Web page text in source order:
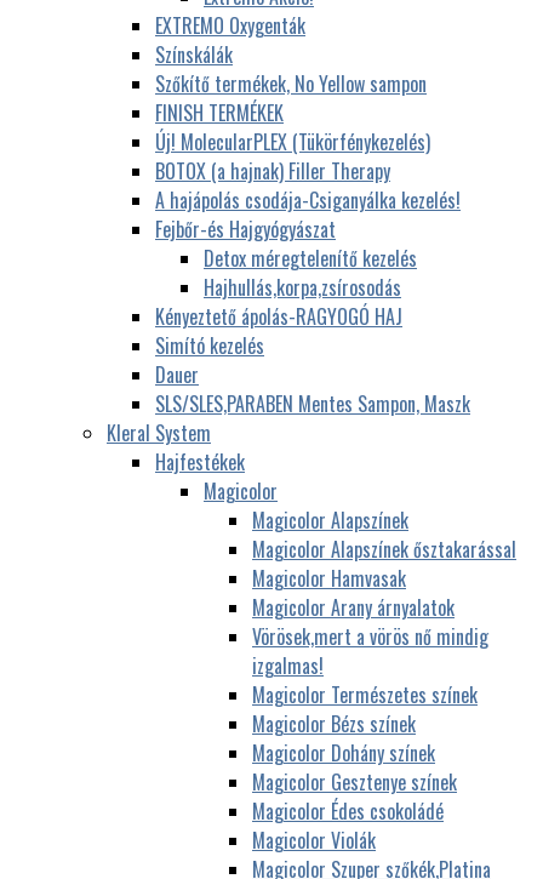
EXTREMO Oxygenták
Színskálák
Szőkítő termékek, No Yellow sampon
FINISH TERMÉKEK
Új! MolecularPLEX (Tükörfénykezelés)
BOTOX (a hajnak) Filler Therapy
A hajápolás csodája-Csiganyálka kezelés!
Fejbőr-és Hajgyógyászat
Detox méregtelenítő kezelés
Hajhullás,korpa,zsírosodás
Kényeztető ápolás-RAGYOGÓ HAJ
Simító kezelés
Dauer
SLS/SLES,PARABEN Mentes Sampon, Maszk
Kleral System
Hajfestékek
Magicolor
Magicolor Alapszínek
Magicolor Alapszínek ősztakarással
Magicolor Hamvasak
Magicolor Arany árnyalatok
Vörösek,mert a vörös nő mindig
izgalmas!
Magicolor Természetes színek
Magicolor Bézs színek
Magicolor Dohány színek
Magicolor Gesztenye színek
Magicolor Édes csokoládé
Magicolor Violák
Magicolor Szuper szőkék,Platina